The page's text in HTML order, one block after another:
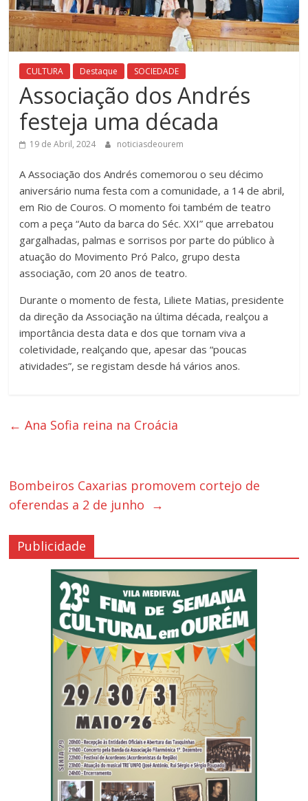
CULTURA Destaque SOCIEDADE
Associação dos Andrés
festeja uma década
19 de Abril, 2024 noticiasdeourem
A Associação dos Andrés comemorou o seu décimo
aniversário numa festa com a comunidade, a 14 de abril,
em Rio de Couros. O momento foi também de teatro
com a peça “Auto da barca do Séc. XXI” que arrebatou
gargalhadas, palmas e sorrisos por parte do público à
atuação do Movimento Pró Palco, grupo desta
associação, com 20 anos de teatro.
Durante o momento de festa, Liliete Matias, presidente
da direção da Associação na última década, realçou a
importância desta data e dos que tornam viva a
coletividade, realçando que, apesar das “poucas
atividades”, se registam desde há vários anos.
← Ana Sofia reina na Croácia
Bombeiros Caxarias promovem cortejo de
oferendas a 2 de junho →
Publicidade